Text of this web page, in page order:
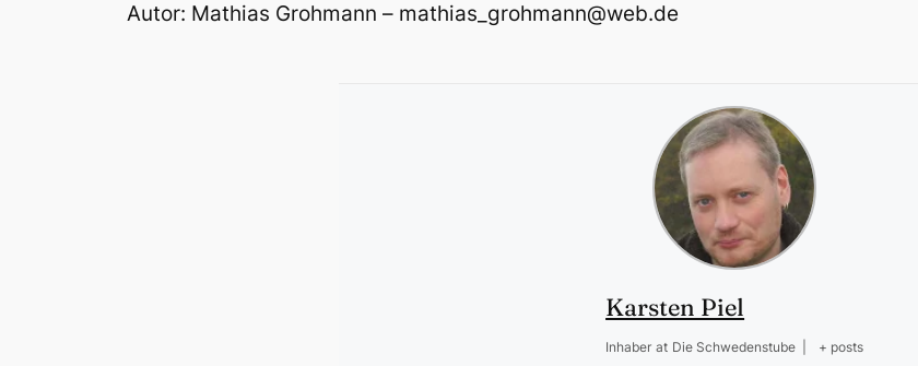
Autor: Mathias Grohmann – mathias_grohmann@web.de
Karsten Piel
Inhaber at Die Schwedenstube + posts